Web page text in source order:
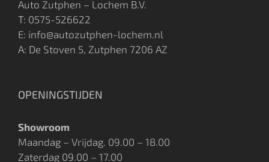
Auto Zutphen – Lochem B.V.
T: 0575-526622
E: info@autozutphen-lochem.nl
A: De Stoven 5, Zutphen 7206 AZ
OPENINGSTIJDEN
Showroom
Maandag – Vrijdag. 09.00 – 18.00
Zaterdag 09.00 – 17.00